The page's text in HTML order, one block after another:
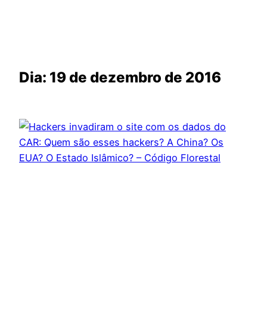
Dia: 19 de dezembro de 2016